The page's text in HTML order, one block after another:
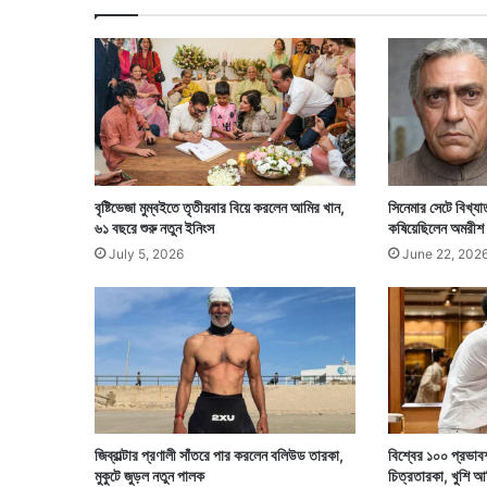
তা
র
রো
স্লা
ভ
ক্লো
সে
বৃষ্টিভেজা মুম্বইতে তৃতীয়বার বিয়ে করলেন আমির খান,
৬১ বছরে শুরু নতুন ইনিংস
July 5, 2026
সিনেমার সেটে
কষিয়েছিলেন অমরীশ
June 22,
জিব্রাল্টার প্রণালী সাঁতরে পার করলেন বলিউড তারকা,
মুকুটে জুড়ল নতুন পালক
বিশ্বের ১০০
চিত্রতারকা, খুশি